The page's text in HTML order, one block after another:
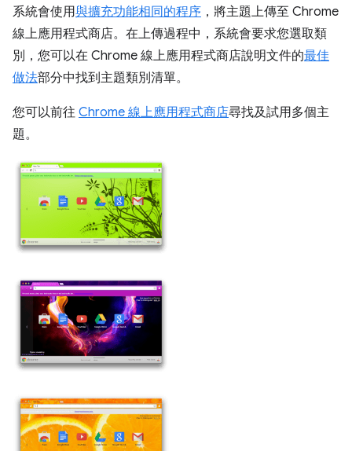
系統會使用與擴充功能相同的程序 ，將主題上傳至 Chrome
線上應用程式商店。在上傳過程中，系統會要求您選取類
別，您可以在 Chrome 線上應用程式商店說明文件的最佳
做法部分中找到主題類別清單。
您可以前往 Chrome 線上應用程式商店尋找及試用多個主
題。